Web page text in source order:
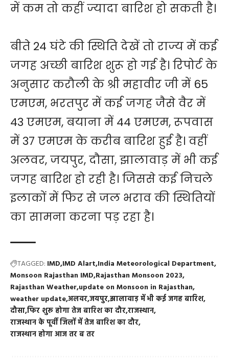
में कम तो कहीं ज्यादा बारिश हो सकती है।
बीते 24 घंटे की स्थिति देखें तो राज्य में कई
जगह अच्छी बारिश शुरू हो गई है। रिपोर्ट के
अनुसार करौली के श्री महावीर जी में 65
एमएम, भरतपुर में कई जगह जैसे वैर में
43 एमएम, बयाना में 44 एमएम, रूपवास
में 37 एमएम के करीब बारिश हुई है। वहीं
अलवर, जयपुर, दौसा, झालावाड़ में भी कई
जगह बारिश हो रही है। जिससे कई निचले
इलाकों में फिर से जल भराव की स्थितियों
का सामना करना पड़ रहा है।
TAGGED: IMD IMD Alart India Meteorological Department
Monsoon Rajasthan IMD Rajasthan Monsoon 2023
Rajasthan Weather update on Monsoon in Rajasthan
weather updateअलवरजयपुरझालावाड़ में भी कई जगह बारिश
दौसाफिर शुरू होगा तेज बारिश का दौरराजस्थान
राजस्थान के पूर्वी जिलों में तेज बारिश का दौर
राजस्थान होगा आज तर ब तर